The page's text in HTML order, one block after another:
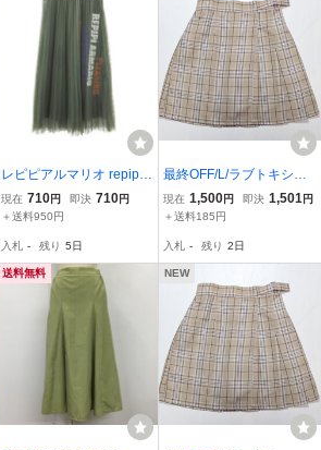
レピピアルマリオ repipi a
rmario チュールスカート
プリーツスカート ロング
cm カーキ /YM9 女の子 キ
ッズ
現在 710円 即決 710円
＋送料950円
入札 - 残り 5日
最終OFF/L/ラブトキシッ
ク/Lovetoxic/スカパン
現在 1,500円 即決 1,501 円
＋送料185円
入札 - 残り 2日
送料無料 NEW